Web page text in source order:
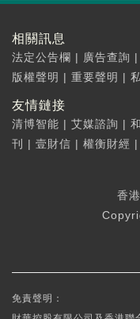
相關訊息
法定公告欄 | 廣告查詢 |
版權聲明 | 重要聲明 |
友情鏈接
清博智能 | 艾媒諮詢 |
刊
| 壹財信 | 權衡財經 |
香
免責聲明：